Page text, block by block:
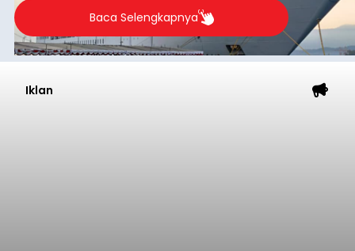
Baca Selengkapnya
Iklan